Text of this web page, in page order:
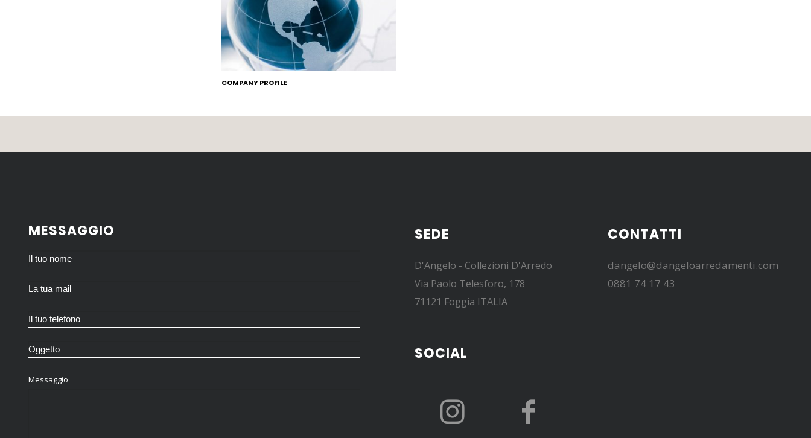
COMPANY PROFILE
MESSAGGIO
Messaggio
SEDE
D'Angelo - Collezioni D'Arredo
Via Paolo Telesforo, 178
71121 Foggia ITALIA
CONTATTI
dangelo@dangeloarredamenti.com
0881 74 17 43
SOCIAL